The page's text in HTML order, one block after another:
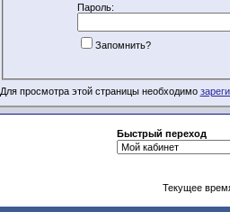
Пароль:
Запомнить?
Для просмотра этой страницы необходимо
Быстрый переход
Текущее